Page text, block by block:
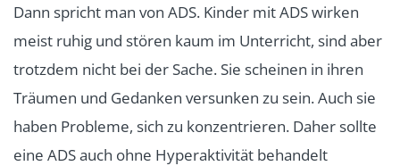
Dann spricht man von ADS. Kinder mit ADS wirken
meist ruhig und stören kaum im Unterricht, sind aber
trotzdem nicht bei der Sache. Sie scheinen in ihren
Träumen und Gedanken versunken zu sein. Auch sie
haben Probleme, sich zu konzentrieren. Daher sollte
eine ADS auch ohne Hyperaktivität behandelt